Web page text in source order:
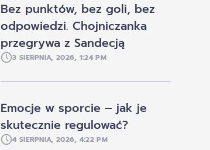
Bez punktów, bez goli, bez
odpowiedzi. Chojniczanka
przegrywa z Sandecją
3 SIERPNIA, 2026, 1:24 PM
Emocje w sporcie – jak je
skutecznie regulować?
4 SIERPNIA, 2026, 4:22 PM